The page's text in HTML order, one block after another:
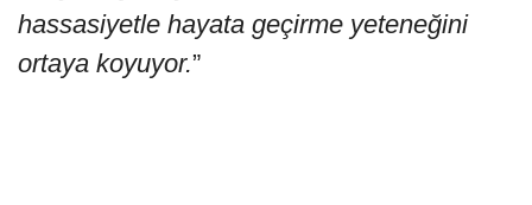
hassasiyetle hayata geçirme yeteneğini
ortaya koyuyor.”